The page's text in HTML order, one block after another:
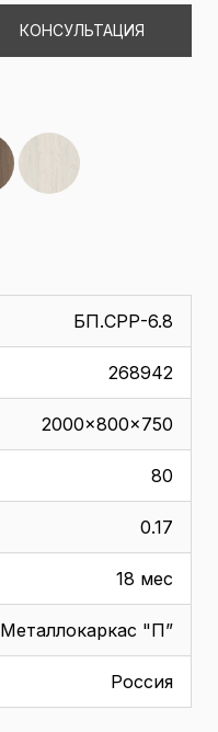
КОНСУЛЬТАЦИЯ
БП.СРР-6.8
268942
2000x800x750
80
0.17
18 мес
Металлокаркас "П”
Россия